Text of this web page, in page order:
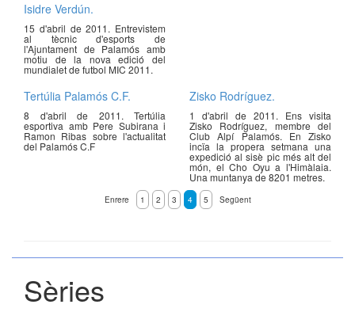
Isidre Verdún.
15 d'abril de 2011. Entrevistem
al tècnic d'esports de
l'Ajuntament de Palamós amb
motiu de la nova edició del
mundialet de futbol MIC 2011.
Tertúlia Palamós C.F.
8 d'abril de 2011. Tertúlia
esportiva amb Pere Subirana i
Ramon Ribas sobre l'actualitat
del Palamós C.F
Zisko Rodríguez.
1 d'abril de 2011. Ens visita
Zisko Rodríguez, membre del
Club Alpí Palamós. En Zisko
incïa la propera setmana una
expedició al sisè pic més alt del
món, el Cho Oyu a l'Himàlaia.
Una muntanya de 8201 metres.
Enrere 1 2 3 4 5 Següent
Sèries